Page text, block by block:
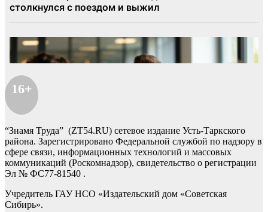
16+
“Знамя Труда” (ZT54.RU) сетевое издание Усть-Таркского
района. Зарегистрировано Федеральной службой по надзору в
сфере связи, информационных технологий и массовых
коммуникаций (Роскомнадзор), свидетельство о регистрации
Эл № ФС77-81540 .
Учредитель ГАУ НСО «Издательский дом «Советская
Сибирь».